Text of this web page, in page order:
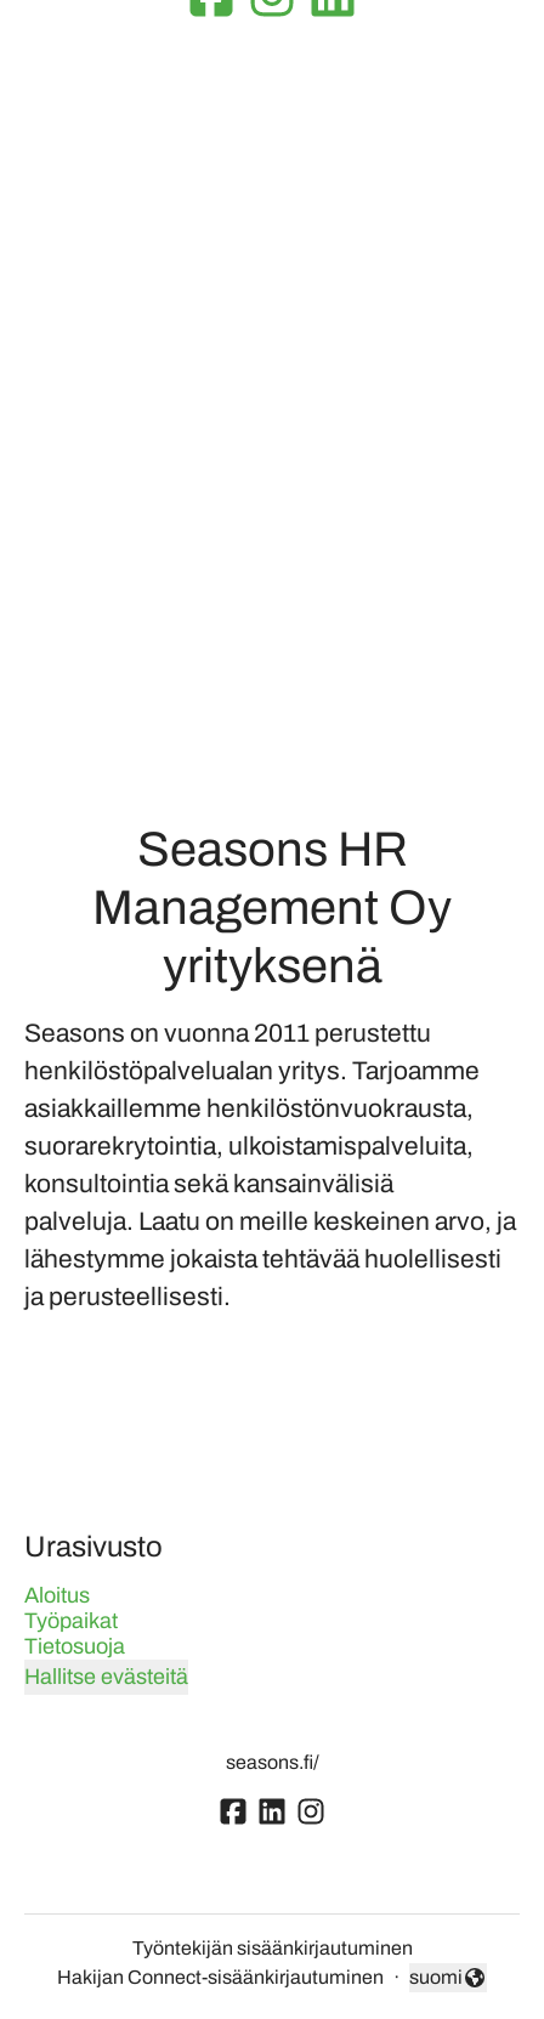
Seasons HR
Management Oy
yrityksenä
Seasons on vuonna 2011 perustettu
henkilöstöpalvelualan yritys. Tarjoamme
asiakkaillemme henkilöstönvuokrausta,
suorarekrytointia, ulkoistamispalveluita,
konsultointia sekä kansainvälisiä
palveluja. Laatu on meille keskeinen arvo, ja
lähestymme jokaista tehtävää huolellisesti
ja perusteellisesti.
Urasivusto
Aloitus
Työpaikat
Tietosuoja
Hallitse evästeitä
seasons.fi/
Työntekijän sisäänkirjautuminen
Hakijan Connect-sisäänkirjautuminen ·
Vaihda kieli
suomi